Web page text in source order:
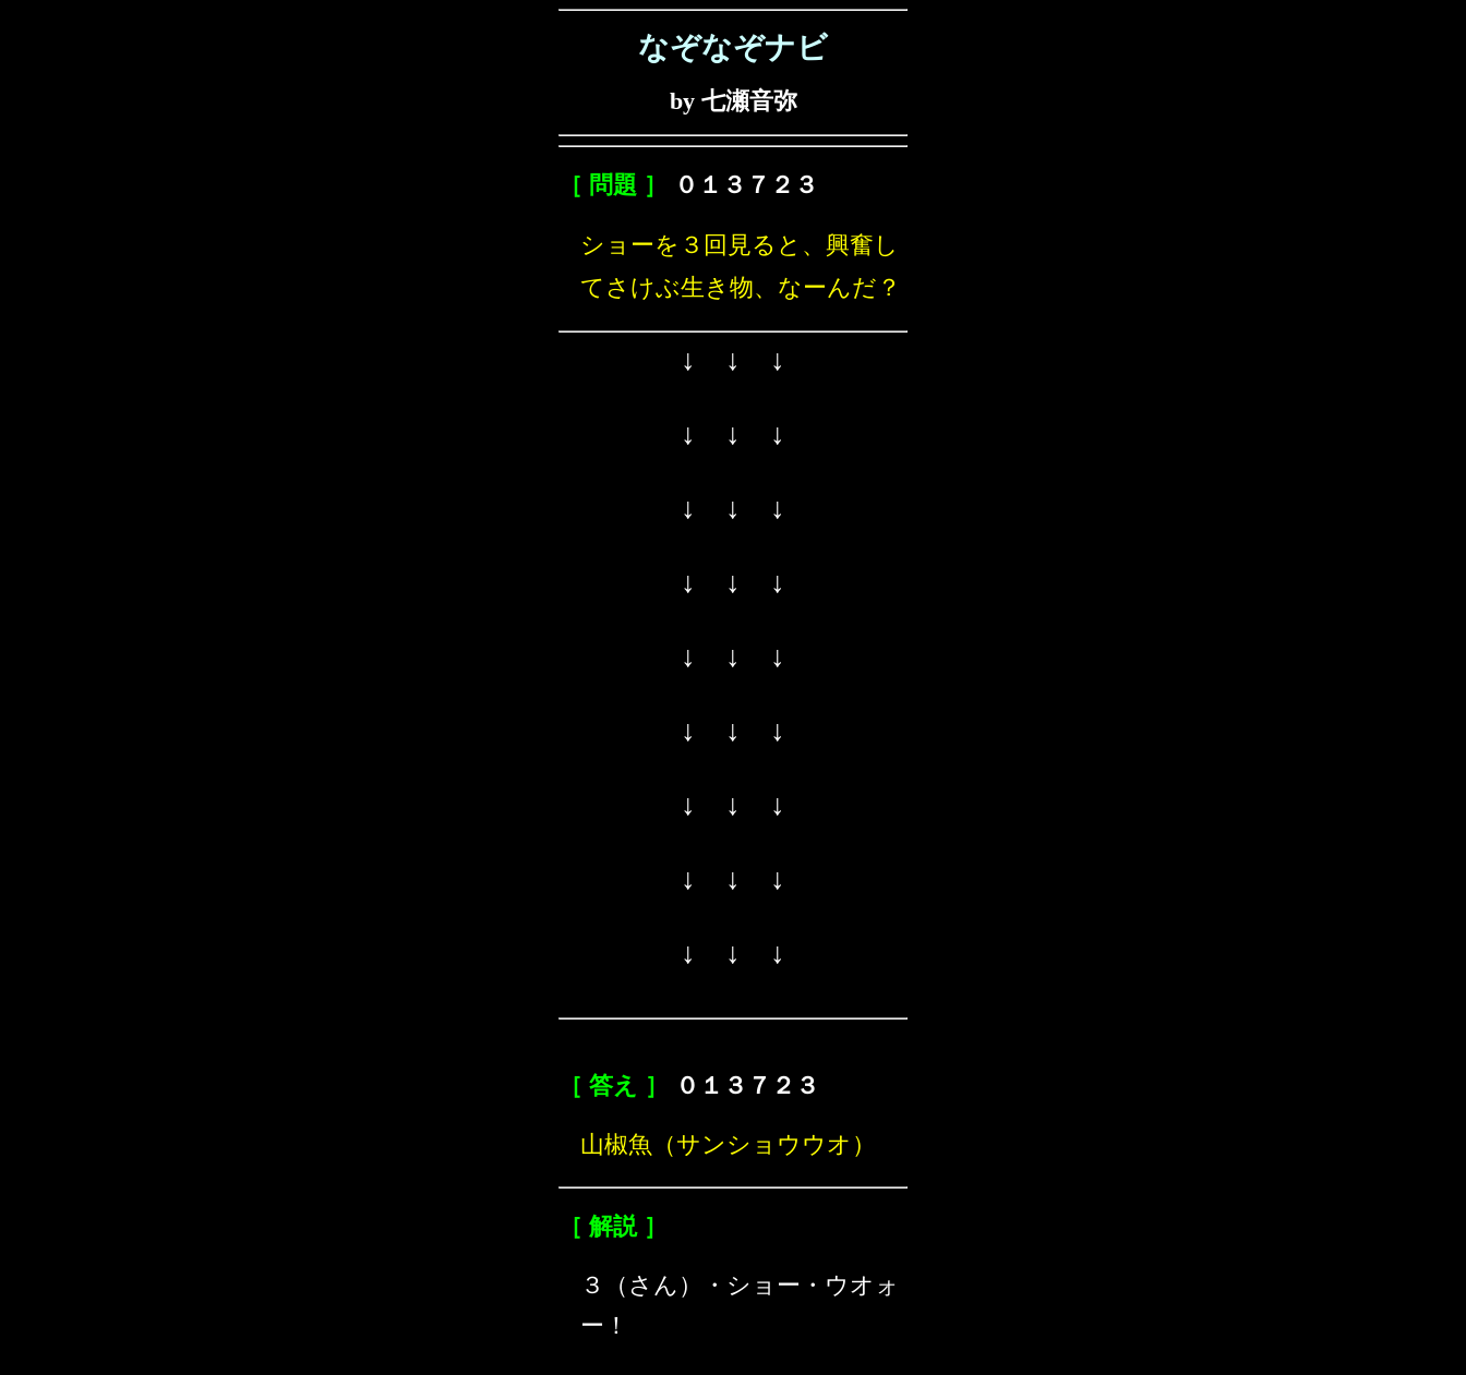
なぞなぞナビ
by 七瀬音弥
［ 問題 ］ ０１３７２３
ショーを３回見ると、興奮し
てさけぶ生き物、なーんだ？
↓ ↓ ↓
↓ ↓ ↓
↓ ↓ ↓
↓ ↓ ↓
↓ ↓ ↓
↓ ↓ ↓
↓ ↓ ↓
↓ ↓ ↓
↓ ↓ ↓
［ 答え ］ ０１３７２３
山椒魚（サンショウウオ）
［ 解説 ］
３（さん）・ショー・ウオォ
ー！